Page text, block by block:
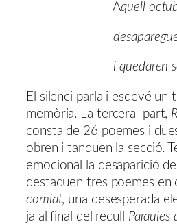
Aquell
desaparegueren
i quedaren sols
El silenci parla i esdevé un
memòria. La tercera part,
consta de 26 poemes i
obren i tanquen la secció.
emocional la desaparició de
destaquen tres poemes en
comiat, una desesperada
ja al final del recull Paraules